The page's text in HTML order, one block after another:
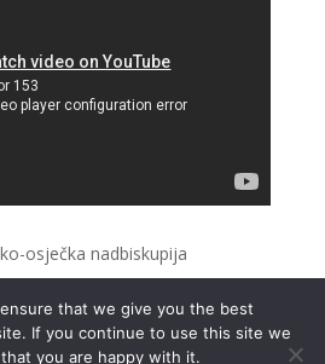
osječka nadbiskupija
that we give you the best
If you continue to use this site we
you are happy with it.